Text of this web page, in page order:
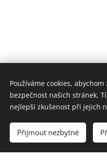
Používáme cookies,
bezpečnost našich stránek.
nejlepší zkušenost při jejich
Přijmout nezbytné